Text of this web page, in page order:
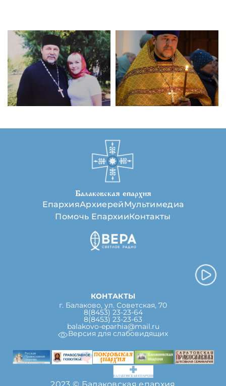
Балаковская епархия
ЕпархияАрхиерейМультимедиа
Помочь ЕпархииКонтакты
КОНТАКТЫ
г. Балаково, ул. Советская, 70
8(8453) 23-23-64
8(8453) 23-23-63
balakovo-eparhia@mail.ru
Версия для слабовидящих